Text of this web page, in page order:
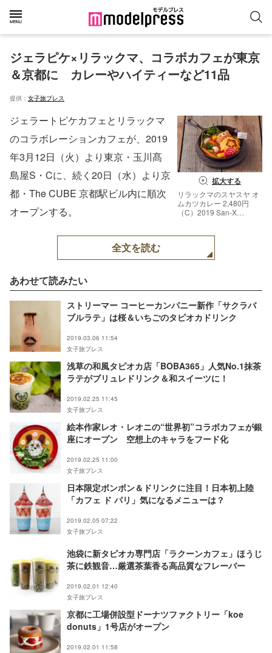
ジェラピケ×リラックマ、コラボカフェが東京
＆京都に　カレーやハイティーなど11品
提供： 女子旅プレス
拡大する
リラックマのスヤスヤ オ
ムカツカレー 2,480円
（C）2019 San-X
ジェラートピケカフェとリラックマ
のコラボレーションカフェが、2019
年3月12日（火）より東京・玉川髙
島屋S・Cに、続く20日（水）より京
都・The CUBE 京都駅ビル内に順次
オープンする。
全文を読む
あわせて読みたい
ストリーマー コーヒーカンパニー新作「サクラバ
ブルラテ」は桜＆いちごのタピオカドリンク
2019.03.06 11:54
女子旅プレス
浅草の和風タピオカ店「BOBA365」人気No.1抹茶
ラテがブリュレドリンク＆和スイーツに！
2019.02.25 11:45
女子旅プレス
絵本作家レオ・レオニの“世界初”コラボカフェが銀
座にオープン 空想上のキャラをフード化
2019.02.25 11:00
女子旅プレス
日本限定ボンボン＆ドリンクに注目！日本初上陸
「カフェ ド パリ」気になるメニューは？
2019.02.05 07:22
女子旅プレス
池袋に新タピオカ専門店「ラクーンカフェ」ほうじ
茶に鉄観音…厳選茶葉香る高品質なフレーバー
2019.02.01 12:40
女子旅プレス
京都に工場併設型ドーナツファクトリー「koe
donuts」1号店がオープン
2019.02.01 11:58